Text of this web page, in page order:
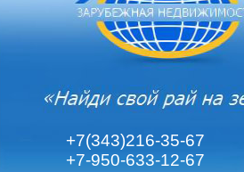
+7(343)216-35-67
+7-950-633-12-67